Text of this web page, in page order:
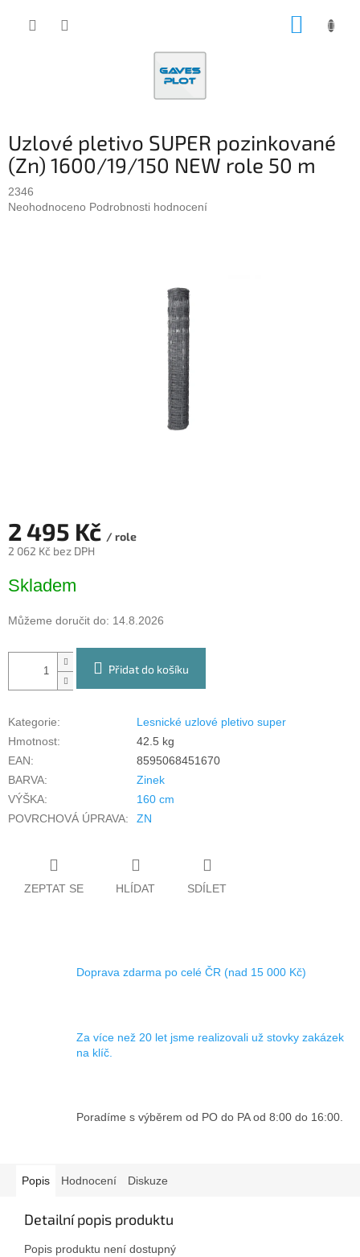
Uzlové pletivo SUPER pozinkované
(Zn) 1600/19/150 NEW role 50 m
2346
Průměrné
Neohodnoceno Podrobnosti hodnocení
2 495 Kč / role
2 062 Kč bez DPH
cena:
Skladem
Můžeme doručit do: 14.8.2026
Přidat do košíku
Kategorie:
Lesnické uzlové pletivo super
Hmotnost:
42.5 kg
EAN:
8595068451670
BARVA:
Zinek
VÝŠKA:
160 cm
POVRCHOVÁ ÚPRAVA: ZN
ZEPTAT SE HLÍDAT SDÍLET
Doprava zdarma po celé ČR (nad 15 000 Kč)
Za více než 20 let jsme realizovali už stovky zakázek
na klíč.
Poradíme s výběrem od PO do PA od 8:00 do 16:00.
Popis Hodnocení Diskuze
Detailní popis produktu
Popis produktu není dostupný